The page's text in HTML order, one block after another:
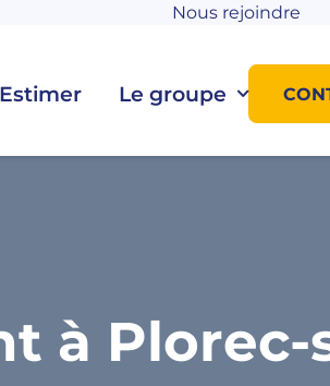
Estimer Le groupe
Nous rejoindre
à Plorec-